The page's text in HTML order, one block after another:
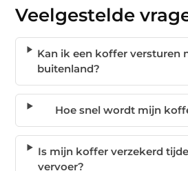
Veelgestelde
Kan ik een koffer versturen
buitenland?
Hoe snel wordt mijn
Is mijn koffer verzekerd
vervoer?